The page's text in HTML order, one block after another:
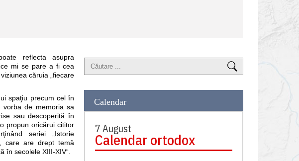
reflecta asupra
mi se pare a fi cea
căruia „fiecare
spaţiu precum cel în
de memoria sa
sau descoperită în
propun oricărui cititor
seriei „Istorie
care are drept temă
în secolele XIII-XIV“.
Calendar
7 August
Calendar ortodox